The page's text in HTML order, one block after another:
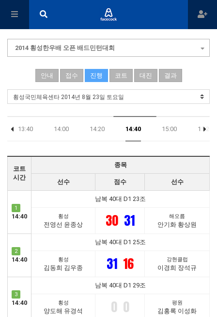
2014 횡성한우배 오픈 배드민턴대회
안내 접수 진행 코트 대진 결과
13:40 14:00 14:20 14:40 15:00 15:20
코트
시간
종목
선수 점수 선수
1
14:40
남복 40대 D1 23조
횡성
전영선 윤종상 30 31 해오름
안기화 황상원
2
14:40
남복 40대 D1 25조
횡성
김동희 김우종 31 16 강현클럽
이경희 장석규
3
14:40
남복 40대 D1 29조
횡성
양도해 유경석 0 0 평원
김홍록 이성화